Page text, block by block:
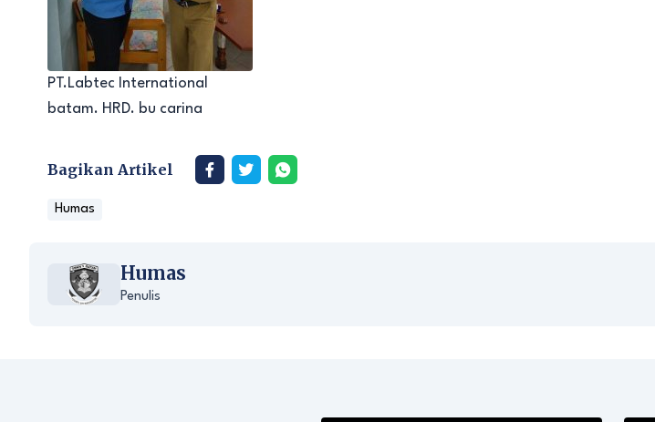
PT.Labtec International
batam. HRD. bu carina
Bagikan Artikel
Humas
Humas
Penulis